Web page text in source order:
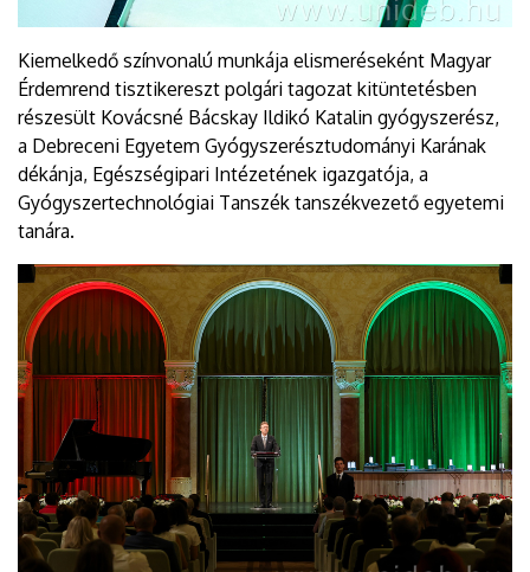
Kiemelkedő színvonalú munkája elismeréseként Magyar
Érdemrend tisztikereszt polgári tagozat kitüntetésben
részesült Kovácsné Bácskay Ildikó Katalin gyógyszerész,
a Debreceni Egyetem Gyógyszerésztudományi Karának
dékánja, Egészségipari Intézetének igazgatója, a
Gyógyszertechnológiai Tanszék tanszékvezető egyetemi
tanára.